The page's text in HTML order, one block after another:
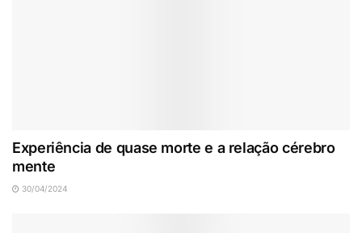
Experiência de quase morte e a relação cérebro
mente
30/04/2024